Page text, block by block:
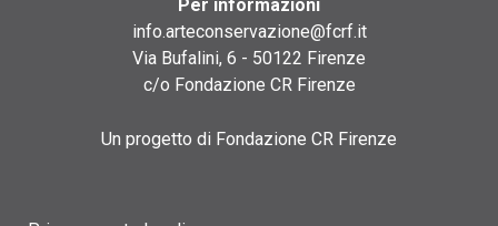
Per informazioni
info.arteconservazione@fcrf.it
Via Bufalini, 6 - 50122 Firenze
c/o Fondazione CR Firenze
Un progetto di Fondazione CR Firenze